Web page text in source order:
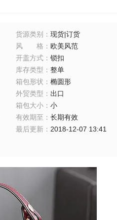
货源类别 ：现货|订货
风格 ：欧美风范
开盖方式 ：锁扣
库存类型 ：整单
箱包形状 ：椭圆形
外贸类型 ： 出口
箱包大小 ：小
有效期至 ：长期有效
最后更新 ： 2018-12-07 13:41